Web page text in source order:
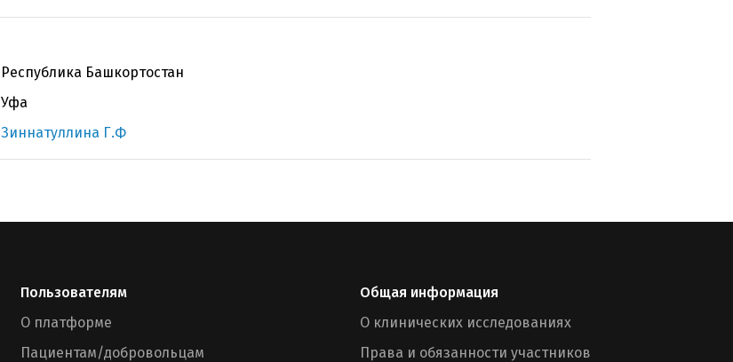
Республика Башкортостан
Уфа
Зиннатуллина Г.Ф
Пользователям
О платформе
Пациентам/добровольцам
Общая информация
О клинических исследованиях
Права и обязанности участников